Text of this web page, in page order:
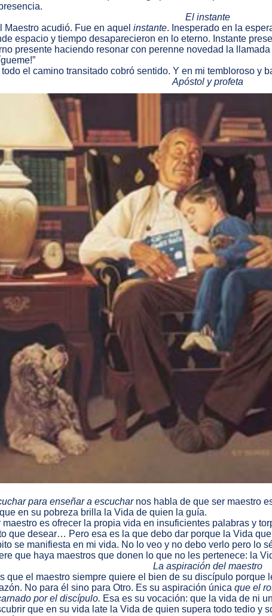
El instante
Maestro acudió. Fue en aquel instante. Inesperado en la
espacio y tiempo desaparecieron en lo eterno. Instante
presente haciendo resonar con perenne novedad la
el camino transitado cobró sentido. Y en mi tembloroso y
Apóstol y profeta
para enseñar a escuchar nos habla de que ser maestro
en su pobreza brilla la Vida de quien la guía.
maestro es ofrecer la propia vida en insuficientes palabras y
que desear… Pero esa es la que debo dar porque la Vida
se manifiesta en mi vida. No lo veo y no debo verlo pero lo
que haya maestros que donen lo que no les pertenece: la
La aspiración del maestro
que el maestro siempre quiere el bien de su discípulo porque
No para él sino para Otro. Es su aspiración única que el
por el discípulo. Esa es su vocación: que la vida de ni
que en su vida late la Vida de quien supera todo tedio y